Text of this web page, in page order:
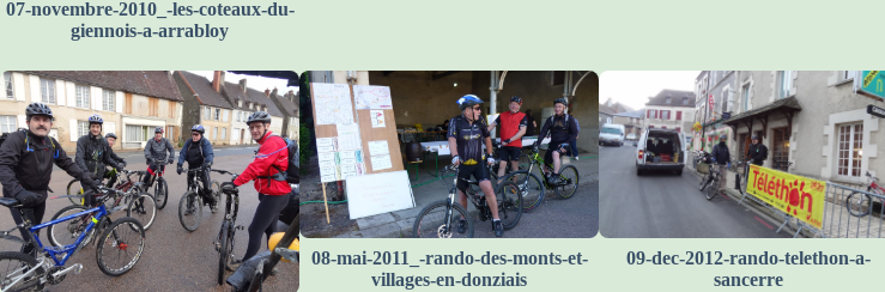
07-novembre-2010_-les-coteaux-du-
giennois-a-arrabloy
08-mai-2011_-rando-des-monts-et-
villages-en-donziais
09-dec-2012-rando-telethon-a-
sancerre